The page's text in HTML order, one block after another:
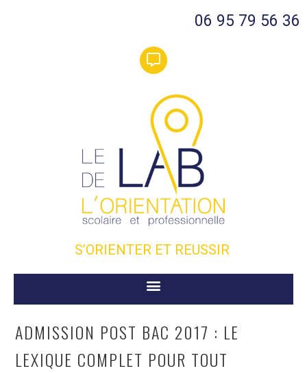
06 95 79 56 36
S’ORIENTER ET REUSSIR
ADMISSION POST BAC 2017 : LE
LEXIQUE COMPLET POUR TOUT